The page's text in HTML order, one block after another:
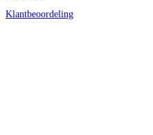
Klantbeoordeling